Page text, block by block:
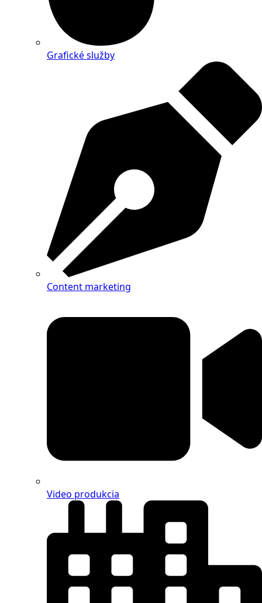
Grafické služby
Content marketing
Video produkcia